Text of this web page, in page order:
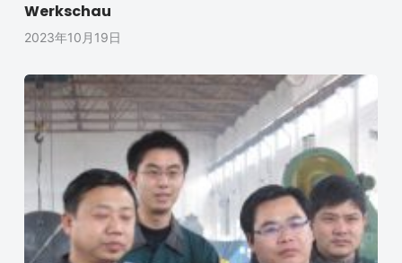
Werkschau
2023年10月19日